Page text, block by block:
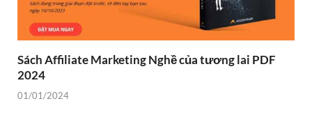
Sách Affiliate Marketing Nghề của tương lai PDF
2024
01/01/2024